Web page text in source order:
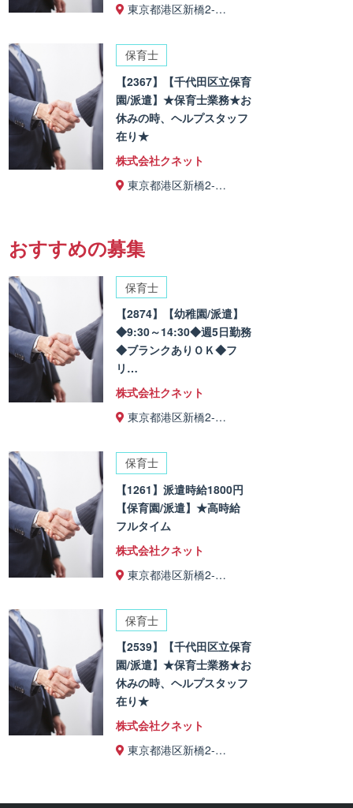
東京都港区新橋2-…
保育士
【2367】【千代田区立保育
園/派遣】★保育士業務★お
休みの時、ヘルプスタッフ
在り★
株式会社クネット
東京都港区新橋2-…
おすすめの募集
保育士
【2874】【幼稚園/派遣】
◆9:30～14:30◆週5日勤務
◆ブランクありＯＫ◆フ
リ…
株式会社クネット
東京都港区新橋2-…
保育士
【1261】派遣時給1800円
【保育園/派遣】★高時給
フルタイム
株式会社クネット
東京都港区新橋2-…
保育士
【2539】【千代田区立保育
園/派遣】★保育士業務★お
休みの時、ヘルプスタッフ
在り★
株式会社クネット
東京都港区新橋2-…